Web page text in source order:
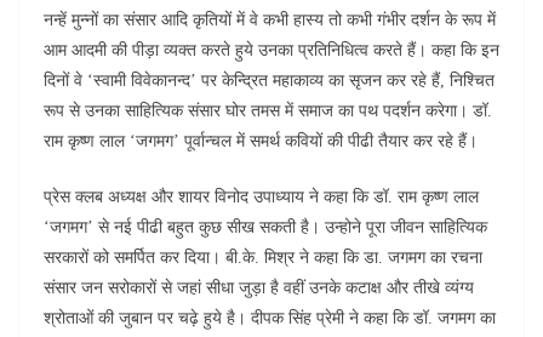
नन्हें मुन्नों का संसार आदि कृतियों में वे कभी हास्य तो कभी गंभीर दर्शन के रूप में
आम आदमी की पीड़ा व्यक्त करते हुये उनका प्रतिनिधित्व करते हैं। कहा कि इन
दिनों वे ‘स्वामी विवेकानन्द’ पर केन्द्रित महाकाव्य का सृजन कर रहे हैं, निश्चित
रूप से उनका साहित्यिक संसार घोर तमस में समाज का पथ पदर्शन करेगा। डॉ.
राम कृष्ण लाल ‘जगमग’ पूर्वान्चल में समर्थ कवियों की पीढी तैयार कर रहे हैं।
प्रेस क्लब अध्यक्ष और शायर विनोद उपाध्याय ने कहा कि डॉ. राम कृष्ण लाल
‘जगमग’ से नई पीढी बहुत कुछ सीख सकती है। उन्होने पूरा जीवन साहित्यिक
सरकारों को समर्पित कर दिया। बी.के. मिश्र ने कहा कि डा. जगमग का रचना
संसार जन सरोकारों से जहां सीधा जुड़ा है वहीं उनके कटाक्ष और तीखे व्यंग्य
श्रोताओं की जुबान पर चढ़े हुये है। दीपक सिंह प्रेमी ने कहा कि डॉ. जगमग का